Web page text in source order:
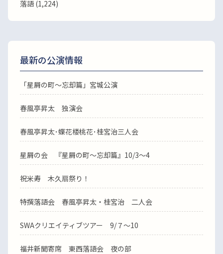
落語(1,224)
最新の公演情報
「星屑の町～忘却篇」宮城公演
春風亭昇太 独演会
春風亭昇太･蝶花楼桃花･桂宮治三人会
星屑の会 『星屑の町～忘却篇』10/3～4
祝米寿 木久扇祭り！
特撰落語会 春風亭昇太・桂宮治 二人会
SWAクリエイティブツアー 9/７～10
福井新聞寄席 東西落語会 夜の部